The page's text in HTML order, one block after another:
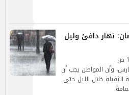
نهار دافئ وليل
سينتهي رسميًا في 20 مارس، وأن المواطن يجب أن
الثقيلة خلال الليل حتى